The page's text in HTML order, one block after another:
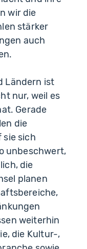
wir die
stärker
auch
Ländern ist
nur, weil es
Gerade
die
sie sich
unbeschwert,
die
planen
weiterhin
die Kultur-,